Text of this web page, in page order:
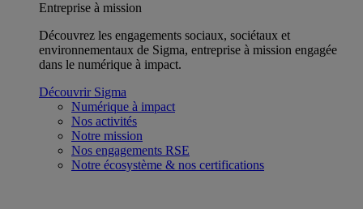
Entreprise à mission
Découvrez les engagements sociaux, sociétaux et
environnementaux de Sigma, entreprise à mission engagée
dans le numérique à impact.
Découvrir Sigma
Numérique à impact
Nos activités
Notre mission
Nos engagements RSE
Notre écosystème & nos certifications